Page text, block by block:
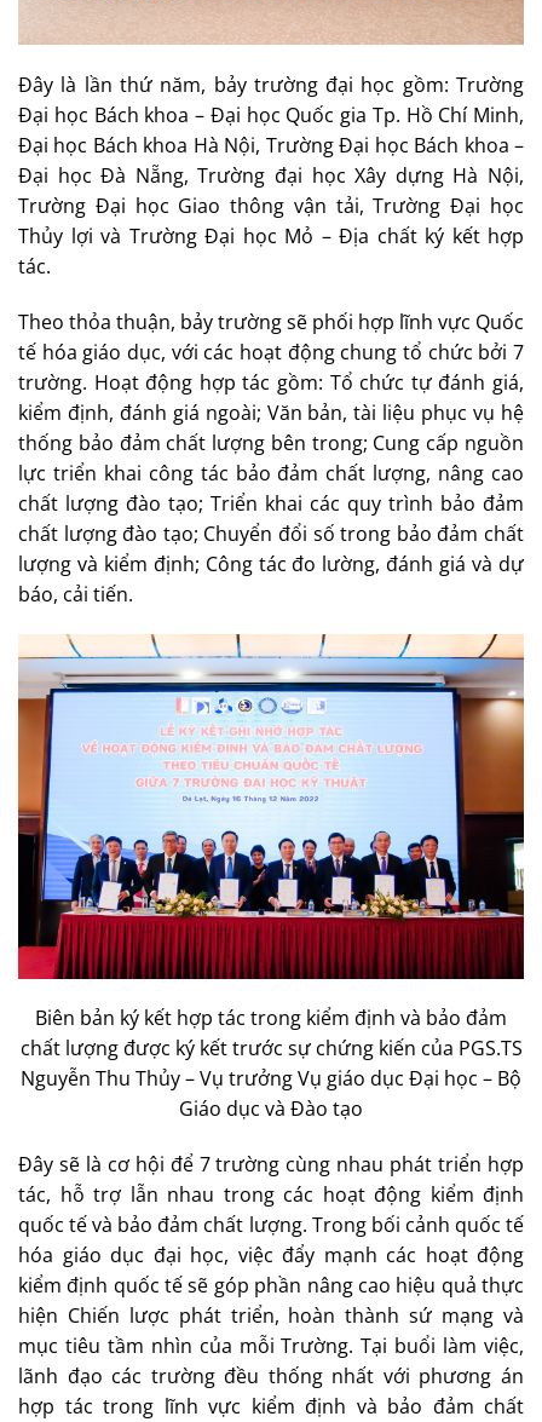
Đây là lần thứ năm, bảy trường đại học gồm: Trường
Đại học Bách khoa – Đại học Quốc gia Tp. Hồ Chí Minh,
Đại học Bách khoa Hà Nội, Trường Đại học Bách khoa –
Đại học Đà Nẵng, Trường đại học Xây dựng Hà Nội,
Trường Đại học Giao thông vận tải, Trường Đại học
Thủy lợi và Trường Đại học Mỏ – Địa chất ký kết hợp
tác.
Theo thỏa thuận, bảy trường sẽ phối hợp lĩnh vực Quốc
tế hóa giáo dục, với các hoạt động chung tổ chức bởi 7
trường. Hoạt động hợp tác gồm: Tổ chức tự đánh giá,
kiểm định, đánh giá ngoài; Văn bản, tài liệu phục vụ hệ
thống bảo đảm chất lượng bên trong; Cung cấp nguồn
lực triển khai công tác bảo đảm chất lượng, nâng cao
chất lượng đào tạo; Triển khai các quy trình bảo đảm
chất lượng đào tạo; Chuyển đổi số trong bảo đảm chất
lượng và kiểm định; Công tác đo lường, đánh giá và dự
báo, cải tiến.
Biên bản ký kết hợp tác trong kiểm định và bảo đảm
chất lượng được ký kết trước sự chứng kiến của PGS.TS
Nguyễn Thu Thủy – Vụ trưởng Vụ giáo dục Đại học – Bộ
Giáo dục và Đào tạo
Đây sẽ là cơ hội để 7 trường cùng nhau phát triển hợp
tác, hỗ trợ lẫn nhau trong các hoạt động kiểm định
quốc tế và bảo đảm chất lượng. Trong bối cảnh quốc tế
hóa giáo dục đại học, việc đẩy mạnh các hoạt động
kiểm định quốc tế sẽ góp phần nâng cao hiệu quả thực
hiện Chiến lược phát triển, hoàn thành sứ mạng và
mục tiêu tầm nhìn của mỗi Trường. Tại buổi làm việc,
lãnh đạo các trường đều thống nhất với phương án
hợp tác trong lĩnh vực kiểm định và bảo đảm chất